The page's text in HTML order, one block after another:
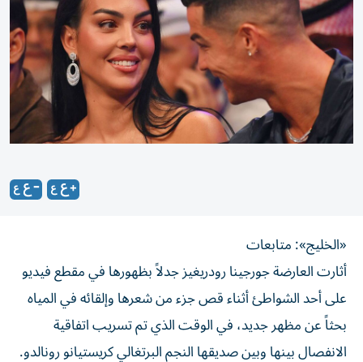
«الخليج»: متابعات
أثارت العارضة جورجينا رودريغيز جدلاً بظهورها في مقطع فيديو
على أحد الشواطئ أثناء قص جزء من شعرها وإلقائه في المياه
بحثاً عن مظهر جديد، في الوقت الذي تم تسريب اتفاقية
الانفصال بينها وبين صديقها النجم البرتغالي كريستيانو رونالدو.